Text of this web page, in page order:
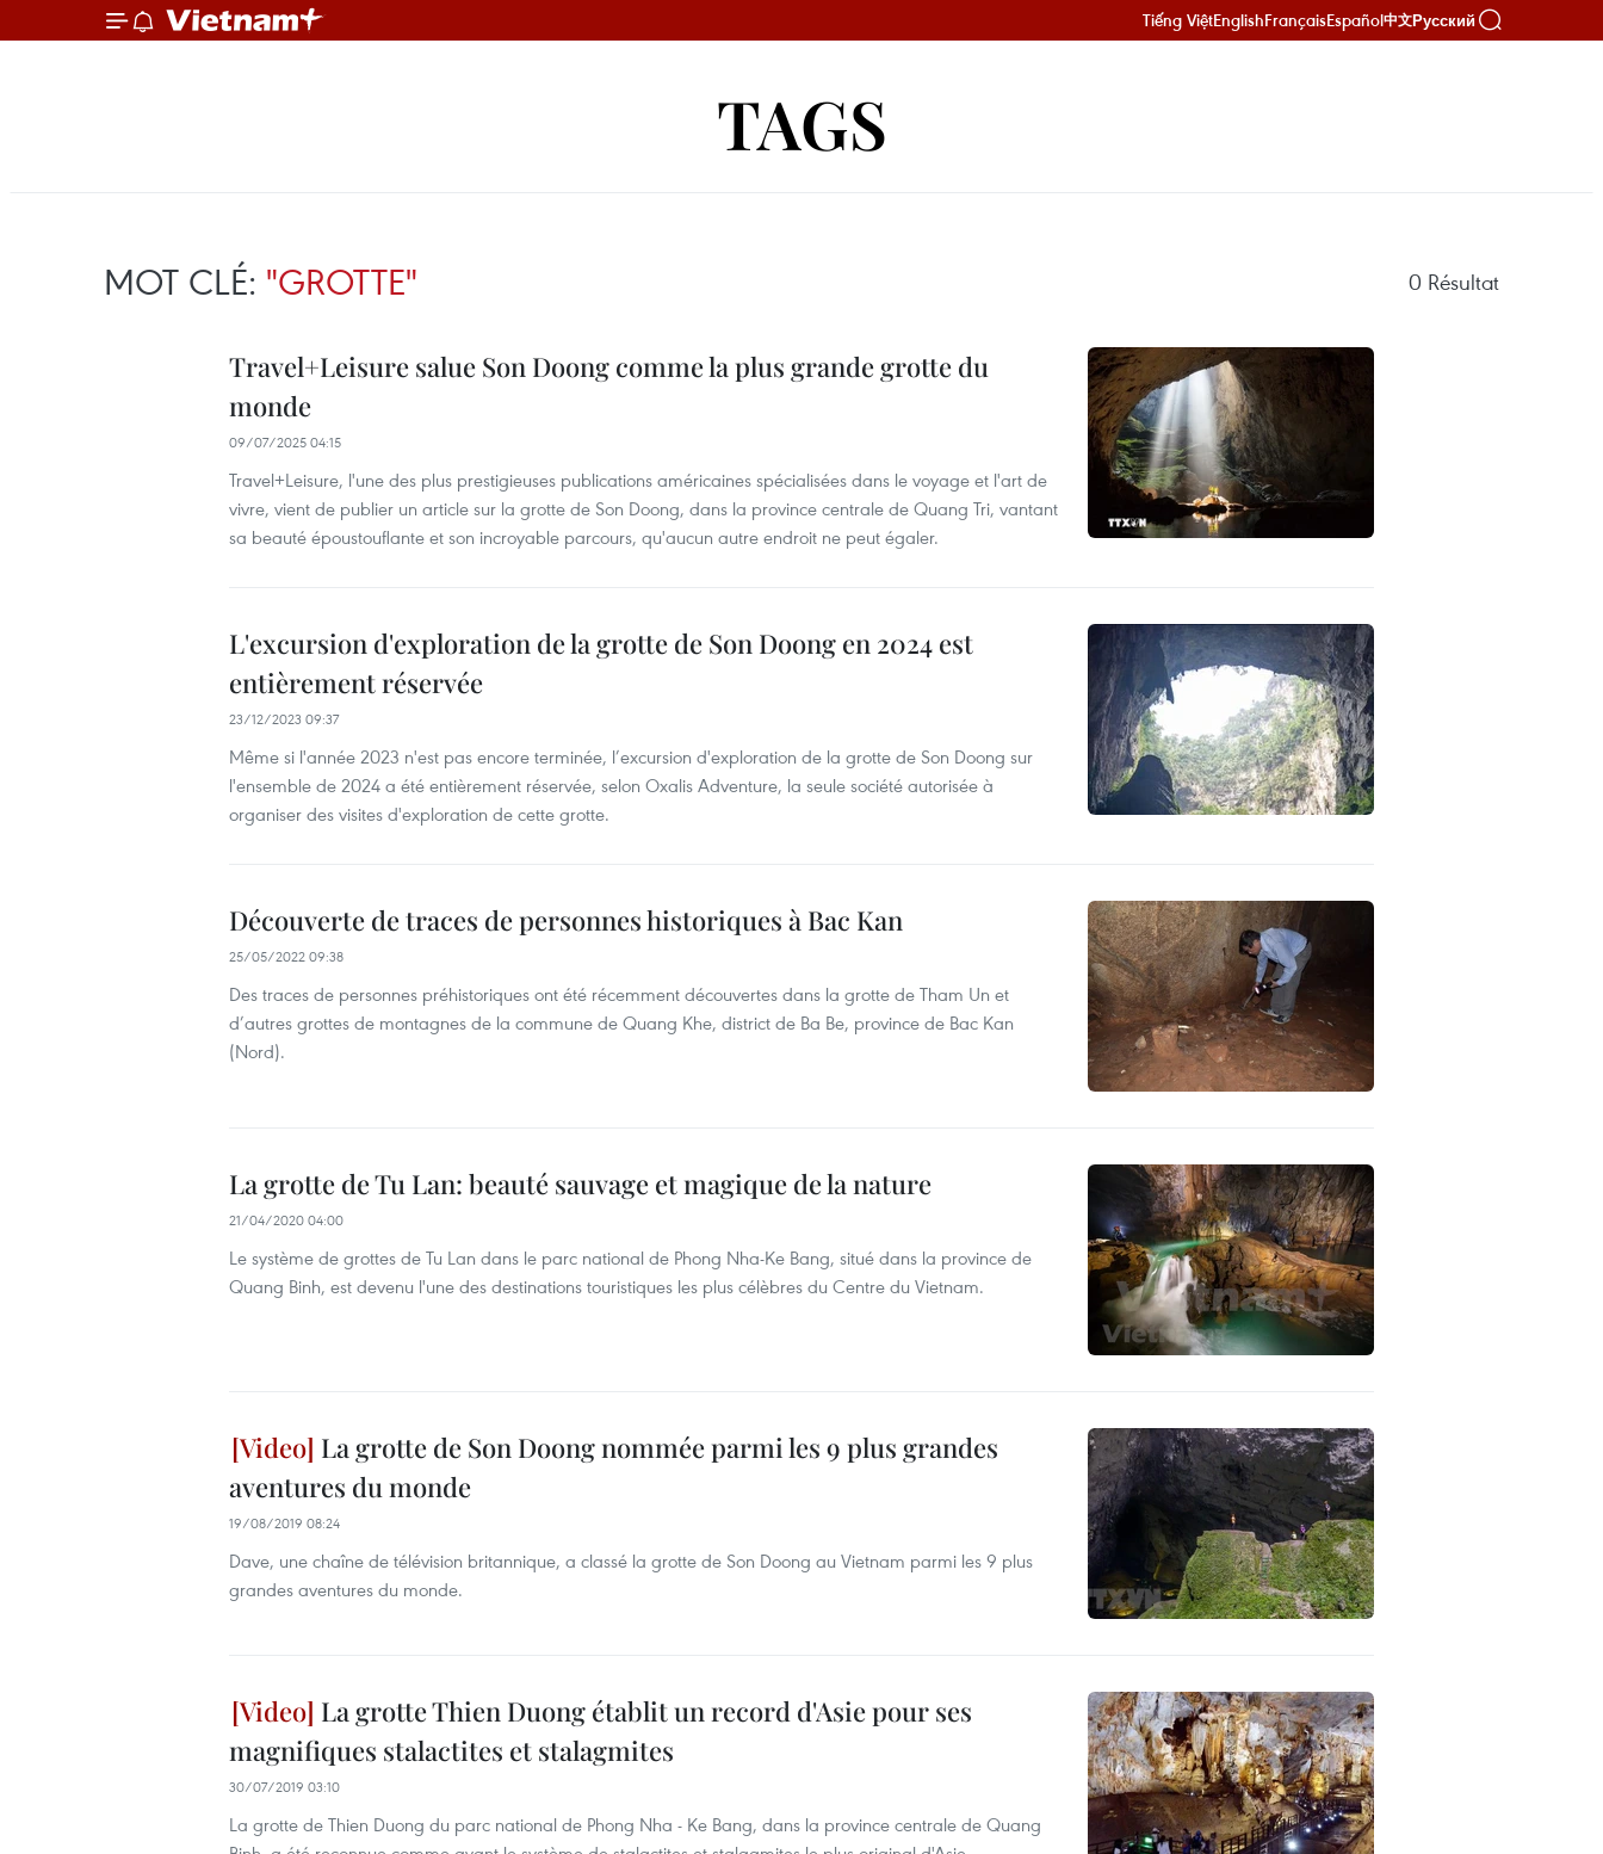
Tiếng ViệtEnglishFrançaisEspañol中文Русский
TAGS
MOT CLÉ: "GROTTE" 0 Résultat
Travel+Leisure salue Son Doong comme la plus grande grotte du
monde
09/07/2025 04:15
Travel+Leisure, l'une des plus prestigieuses publications américaines spécialisées dans le voyage et l'art de
vivre, vient de publier un article sur la grotte de Son Doong, dans la province centrale de Quang Tri, vantant
sa beauté époustouflante et son incroyable parcours, qu'aucun autre endroit ne peut égaler.
L'excursion d'exploration de la grotte de Son Doong en 2024 est
entièrement réservée
23/12/2023 09:37
Même si l'année 2023 n'est pas encore terminée, l’excursion d'exploration de la grotte de Son Doong sur
l'ensemble de 2024 a été entièrement réservée, selon Oxalis Adventure, la seule société autorisée à
organiser des visites d'exploration de cette grotte.
Découverte de traces de personnes historiques à Bac Kan
25/05/2022 09:38
Des traces de personnes préhistoriques ont été récemment découvertes dans la grotte de Tham Un et
d’autres grottes de montagnes de la commune de Quang Khe, district de Ba Be, province de Bac Kan
(Nord).
La grotte de Tu Lan: beauté sauvage et magique de la nature
21/04/2020 04:00
Le système de grottes de Tu Lan dans le parc national de Phong Nha-Ke Bang, situé dans la province de
Quang Binh, est devenu l'une des destinations touristiques les plus célèbres du Centre du Vietnam.
La grotte de Son Doong nommée parmi les 9 plus grandes
aventures du monde
19/08/2019 08:24
Dave, une chaîne de télévision britannique, a classé la grotte de Son Doong au Vietnam parmi les 9 plus
grandes aventures du monde.
La grotte Thien Duong établit un record d'Asie pour ses
magnifiques stalactites et stalagmites
30/07/2019 03:10
La grotte de Thien Duong du parc national de Phong Nha - Ke Bang, dans la province centrale de Quang